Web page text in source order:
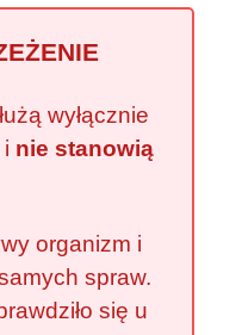
wyłącznie
nie stanowią
organizm i
spraw.
się u